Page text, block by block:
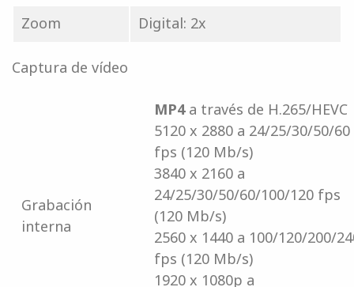
Zoom Digital: 2x
Captura de vídeo
Grabación
interna
MP4a través de H.265/HEVC
5120 x 2880 a 24/25/30/50/60
fps (120 Mb/s)
3840 x 2160 a
24/25/30/50/60/100/120 fps
(120 Mb/s)
2560 x 1440 a 100/120/200/
fps (120 Mb/s)
1920 x 1080p a